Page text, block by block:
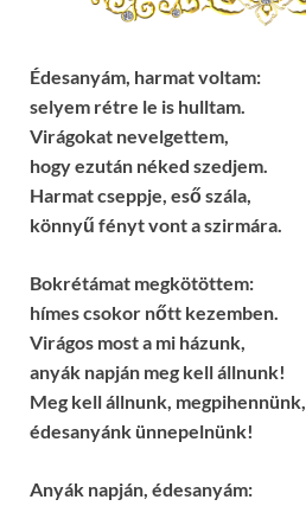
Édesanyám, harmat voltam:
selyem rétre le is hulltam.
Virágokat nevelgettem,
hogy ezután néked szedjem.
Harmat cseppje, eső szála,
könnyű fényt vont a szirmára.
Bokrétámat megkötöttem:
hímes csokor nőtt kezemben.
Virágos most a mi házunk,
anyák napján meg kell állnunk!
Meg kell állnunk, megpihennünk,
édesanyánk ünnepelnünk!
Anyák napján, édesanyám: